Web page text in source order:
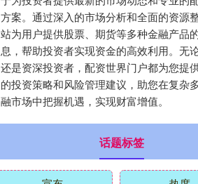
方案。通过深入的市场分析和全面的资源
站为用户提供股票、期货等多种金融产品
息，帮助投资者实现资金的高效利用。无
还是资深投资者，配资世界门户都为您提
的投资策略和风险管理建议，助您在复杂
融市场中把握机遇，实现财富增值。
话题标签